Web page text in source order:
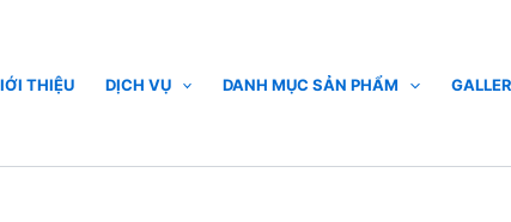
THIỆU DỊCH VỤ DANH MỤC SẢN PHẨM
cá